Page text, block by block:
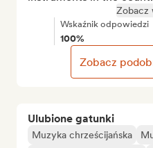
Ulubione gatunki
Muzyka chrześcijańska
Zobacz
Wskaźnik odpowiedzi
100%
Zobacz